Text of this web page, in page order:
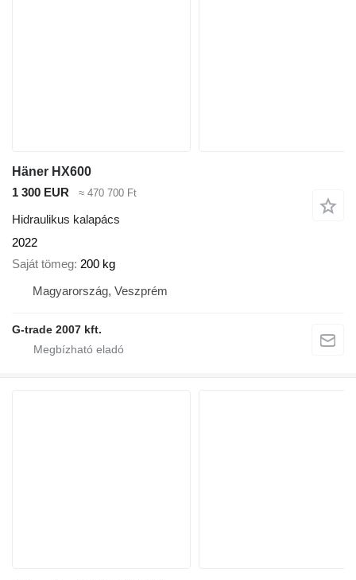
Häner HX600
1 300 EUR
≈ 470 700 Ft
Hidraulikus kalapács
2022
Saját tömeg 200 kg
Magyarország, Veszprém
G-trade 2007 kft.